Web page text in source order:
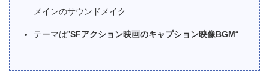
メインのサウンドメイク
テーマは”SFアクション映画のキャプション映像BGM“